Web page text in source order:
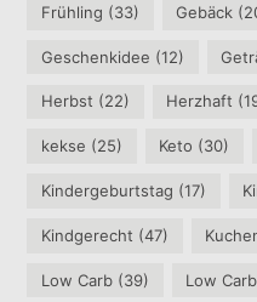
Frühling (33) Gebäck
Geschenkidee (12)
Herbst (22) Herzhaft
kekse (25) Keto (30)
Kindergeburtstag (17)
Kindgerecht (47)
Low Carb (39) Low